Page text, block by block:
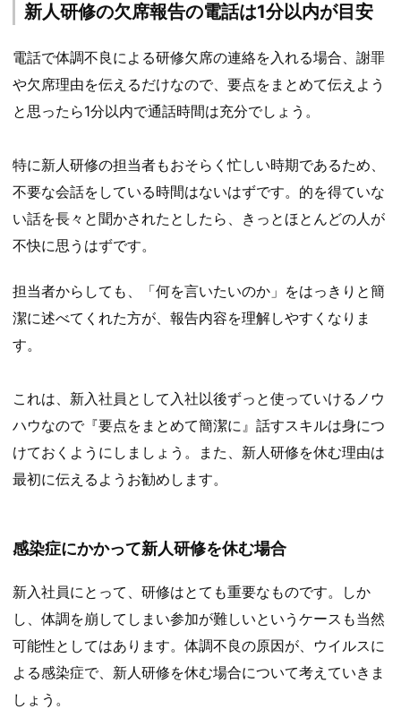
新人研修の欠席報告の電話は1分以内が目安
電話で体調不良による研修欠席の連絡を入れる場合、謝罪
や欠席理由を伝えるだけなので、要点をまとめて伝えよう
と思ったら1分以内で通話時間は充分でしょう。
特に新人研修の担当者もおそらく忙しい時期であるため、
不要な会話をしている時間はないはずです。的を得ていな
い話を長々と聞かされたとしたら、きっとほとんどの人が
不快に思うはずです。
担当者からしても、「何を言いたいのか」をはっきりと簡
潔に述べてくれた方が、報告内容を理解しやすくなりま
す。
これは、新入社員として入社以後ずっと使っていけるノウ
ハウなので『要点をまとめて簡潔に』話すスキルは身につ
けておくようにしましょう。また、新人研修を休む理由は
最初に伝えるようお勧めします。
感染症にかかって新人研修を休む場合
新入社員にとって、研修はとても重要なものです。しか
し、体調を崩してしまい参加が難しいというケースも当然
可能性としてはあります。体調不良の原因が、ウイルスに
よる感染症で、新人研修を休む場合について考えていきま
しょう。